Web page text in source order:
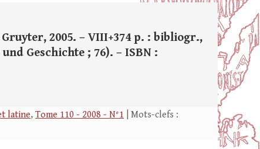
2005. – VIII+374 p. : bibliogr.,
Geschichte ; 76). – ISBN :
latine, Tome 110 - 2008 - N°1 | Mots-clefs :